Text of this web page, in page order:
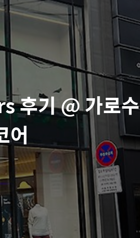
후기 @ 가로수
어